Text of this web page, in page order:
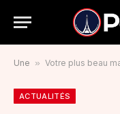
Une » Votre plus beau marché
ACTUALITÉS